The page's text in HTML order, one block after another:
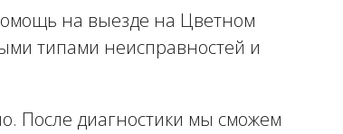
на выезде на Цветном
типами неисправностей и
После диагностики мы сможем